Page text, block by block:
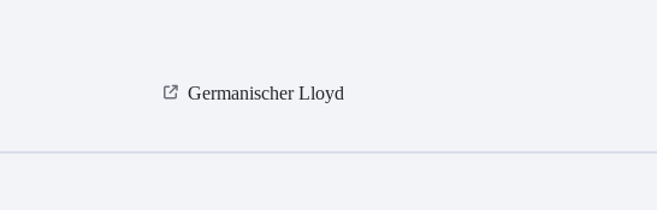
Germanischer Lloyd